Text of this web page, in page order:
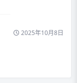
2025年10月8日